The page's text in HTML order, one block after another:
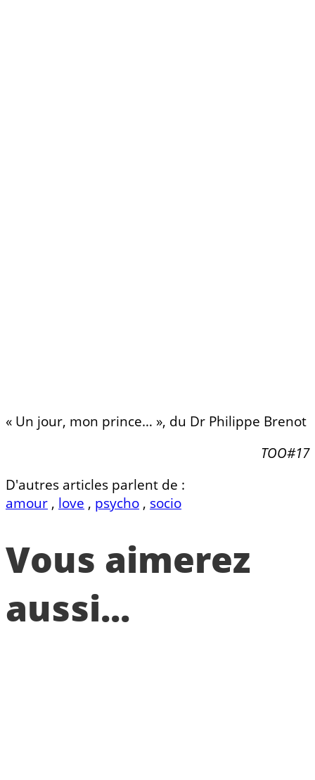
« Un jour, mon prince… », du Dr Philippe Brenot
TOO#17
D'autres articles parlent de :
amour , love , psycho , socio
Vous aimerez
aussi...